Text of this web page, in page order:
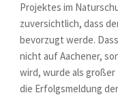
Projektes im
zuversichtlich, dass
bevorzugt werde.
nicht auf Aachener,
wird, wurde als
die Erfolgsmeldung